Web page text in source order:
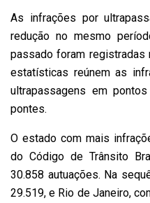
As infrações por
redução no mesmo
passado foram registradas
estatísticas reúnem as
ultrapassagens em
pontes.
O estado com mais
do Código de Trânsito
30.858 autuações. Na
29.519, e Rio de Janeiro,